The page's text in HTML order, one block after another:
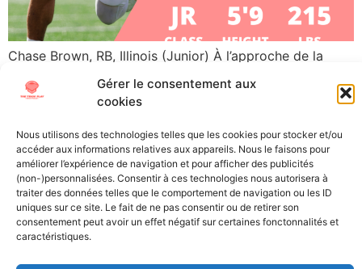
Gérer le consentement aux
cookies
Nous utilisons des technologies telles que les cookies pour stocker et/ou
accéder aux informations relatives aux appareils. Nous le faisons pour
améliorer l’expérience de navigation et pour afficher des publicités
(non-)personnalisées. Consentir à ces technologies nous autorisera à
traiter des données telles que le comportement de navigation ou les ID
uniques sur ce site. Le fait de ne pas consentir ou de retirer son
consentement peut avoir un effet négatif sur certaines fonctonnalités et
caractéristiques.
Chase Brown, RB, Illinois (Junior) À l’approche de la
Draft NFL 2023, The Trick Play vous propose de vous
plonger au mieux dans cet évènement si particulier.
grâce à nos « scouting reports », les présentations
détaillées des meilleurs joueurs universitaires.
Aujourd’hui direction Champaign dans l’Illinois, qui a […]
All Texts Rights Reserved © 2023